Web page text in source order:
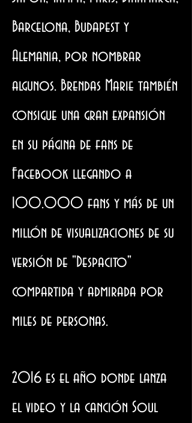
Barcelona, ​​Budapest y
Alemania, por nombrar
algunos. Brendas Marie también
consigue una gran expansión
en su página de fans de
Facebook llegando a
100.000 fans y más de un
millón de visualizaciones de su
versión de "Despacito"
compartida y admirada por
miles de personas.
2016 es el año donde lanza
el video y la canción Soul